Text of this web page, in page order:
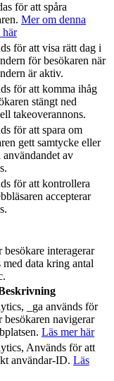
för att spåra
Mer om denna
här
för att visa rätt dag i
för besökaren när
är aktiv.
för att komma ihåg
stängt ned
takeoverannons.
för att spara om
gett samtycke eller
av
för att kontrollera
accepterar
interagerar
data kring antal
_ga används för
besökaren navigerar
Läs mer här
Används för att
användar-ID. Läs